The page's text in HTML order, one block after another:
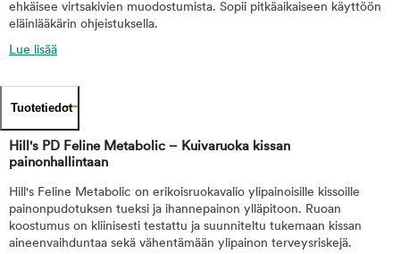
ehkäisee virtsakivien muodostumista. Sopii pitkäaikaiseen käyttöön
eläinlääkärin ohjeistuksella.
Lue lisää
Tuotetiedot
Hill's PD Feline Metabolic – Kuivaruoka kissan
painonhallintaan
Hill's Feline Metabolic on erikoisruokavalio ylipainoisille kissoille
painonpudotuksen tueksi ja ihannepainon ylläpitoon. Ruoan
koostumus on kliinisesti testattu ja suunniteltu tukemaan kissan
aineenvaihduntaa sekä vähentämään ylipainon terveysriskejä.